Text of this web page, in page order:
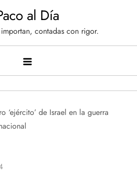
al Día
contadas con rigor.